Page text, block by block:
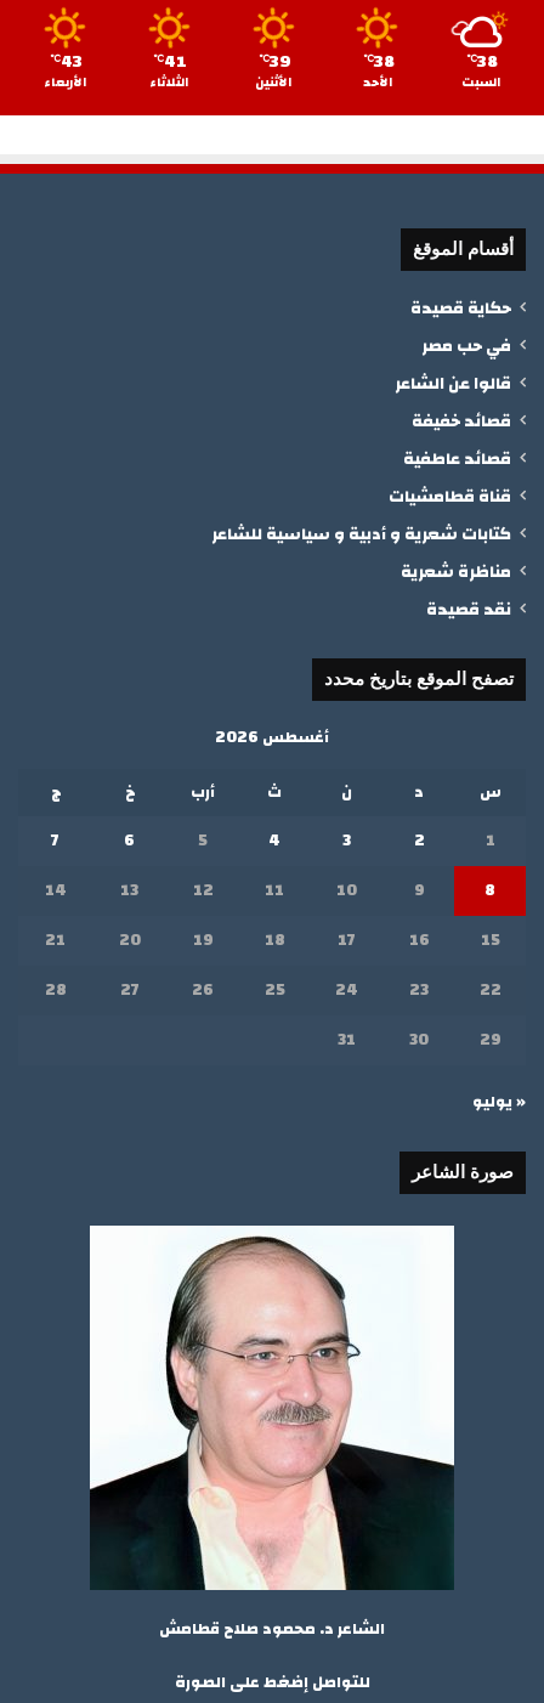
38
℃
السبت
38
℃
الأحد
39
℃
الأثنين
41
℃
الثلاثاء
43
℃
الأربعاء
أقسام الموقغ
حكاية قصيدة
في حب مصر
قالوا عن الشاعر
قصائد خفيفة
قصائد عاطفية
قناة قطامشيات
كتابات شعرية و أدبية و سياسية للشاعر
مناظرة شعرية
نقد قصيدة
تصفح الموقع بتاريخ محدد
أغسطس 2026
س
د ن ث أرب خ
ج
1
2
3
4
5
6
7
8
9
10
11
12
13
14
15
16
17
18
19
20
21
22
23
24
25
26
27
28
29
30
31
« يوليو
صورة الشاعر
الشاعر د. محمود صلاح قطامش
للتواصل إضغط على الصورة